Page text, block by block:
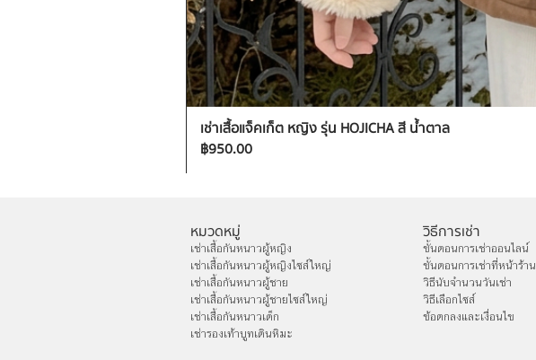
เช่าเสื้อแจ็คเก็ต หญิง รุ่น HOJICHA สี น้ำตาล
ราคา
฿950.00
หมวดหมู่
เช่าเสื้อกันหนาวผู้หญิง
เช่าเสื้อกันหนาวผู้หญิงไซส์ใหญ่
เช่าเสื้อกันหนาวผู้ชาย
เช่าเสื้อกันหนาวผู้ชายไซส์ใหญ่
เช่าเสื้อกันหนาวเด็ก
เช่ารองเท้าบูทเดินหิมะ
วิธีการเช่า
ขั้นตอนการเช่าออนไลน์
ขั้นตอนการเช่าที่หน้าร้าน
วิธีนับจำนวนวันเช่า
วิธีเลือกไซส์
ข้อตกลงและเงื่อนไข